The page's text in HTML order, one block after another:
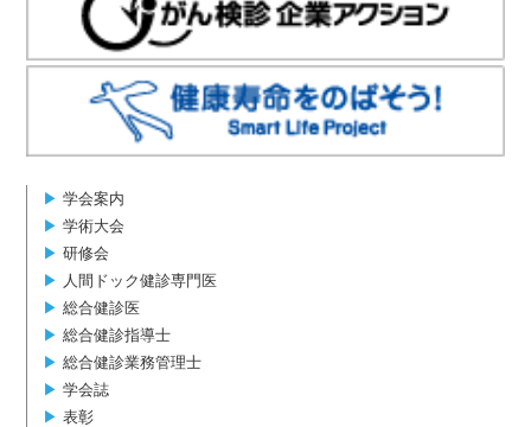
▶︎ 学会案内
▶︎ 学術大会
▶︎ 研修会
▶︎ 人間ドック健診専門医
▶︎ 総合健診医
▶︎ 総合健診指導士
▶︎ 総合健診業務管理士
▶︎ 学会誌
▶︎ 表彰